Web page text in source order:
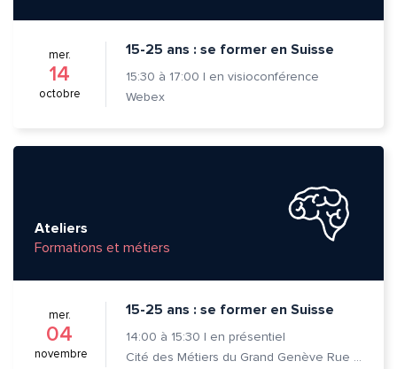
mer.
14
octobre
15-25 ans : se former en Suisse
15:30 à 17:00 | en visioconférence
Webex
Ateliers
Formations et métiers
mer.
04
novembre
15-25 ans : se former en Suisse
14:00 à 15:30 | en présentiel
Cité des Métiers du Grand Genève Rue Prévost-Martin 6 1205 Genève